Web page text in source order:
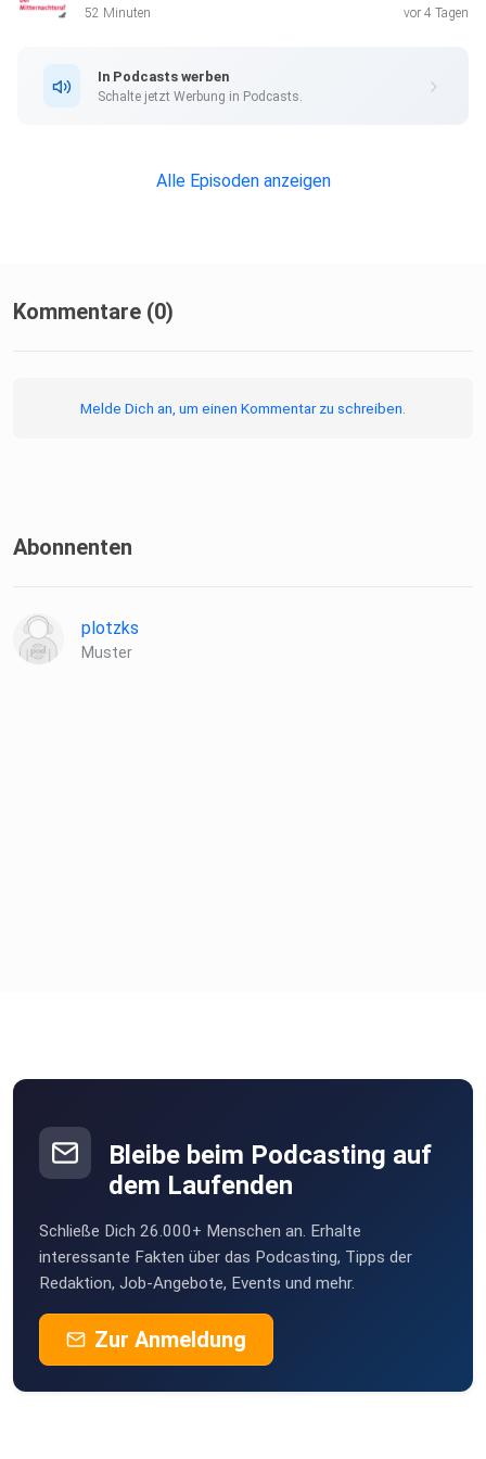
52 Minuten vor 4 Tagen
In Podcasts werben
Schalte jetzt Werbung in Podcasts.
Alle Episoden anzeigen
Kommentare (0)
Melde Dich an, um einen Kommentar zu schreiben.
Abonnenten
plotzks
Muster
Bleibe beim Podcasting auf
dem Laufenden
Schließe Dich 26.000+ Menschen an. Erhalte
interessante Fakten über das Podcasting, Tipps der
Redaktion, Job-Angebote, Events und mehr.
Zur Anmeldung